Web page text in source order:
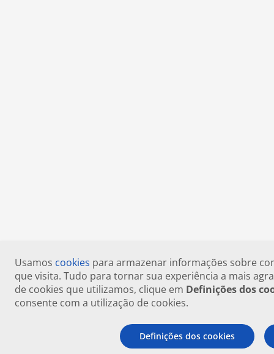
Usamos cookies para armazenar informações sobre
que visita. Tudo para tornar sua experiência a mais
de cookies que utilizamos, clique em Definições dos
consente com a utilização de cookies.
Definições dos cookies